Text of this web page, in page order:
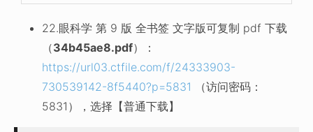
22.眼科学 第 9 版 全书签 文字版可复制 pdf 下载
（34b45ae8.pdf）：
https://url03.ctfile.com/f/24333903-
730539142-8f5440?p=5831 （访问密码：
5831），选择【普通下载】